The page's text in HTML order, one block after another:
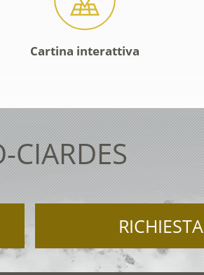
Cartina interattiva
CIARDES
RICHIESTA